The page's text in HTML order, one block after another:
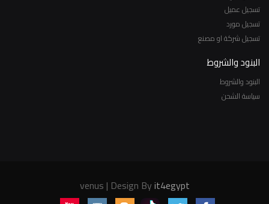
تسجيل عميل
تسجيل مورد
تسجيل شركة او مصنع
البنود والشروط
البنود والشروط
سياسة الشحن
venus | Design Byit4egypt